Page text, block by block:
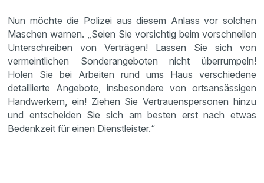
Nun möchte die Polizei aus diesem Anlass vor solchen
Maschen warnen. „Seien Sie vorsichtig beim vorschnellen
Unterschreiben von Verträgen! Lassen Sie sich von
vermeintlichen Sonderangeboten nicht überrumpeln!
Holen Sie bei Arbeiten rund ums Haus verschiedene
detaillierte Angebote, insbesondere von ortsansässigen
Handwerkern, ein! Ziehen Sie Vertrauenspersonen hinzu
und entscheiden Sie sich am besten erst nach etwas
Bedenkzeit für einen Dienstleister.“